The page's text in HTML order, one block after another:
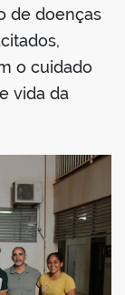
de doenças
o cuidado
vida da